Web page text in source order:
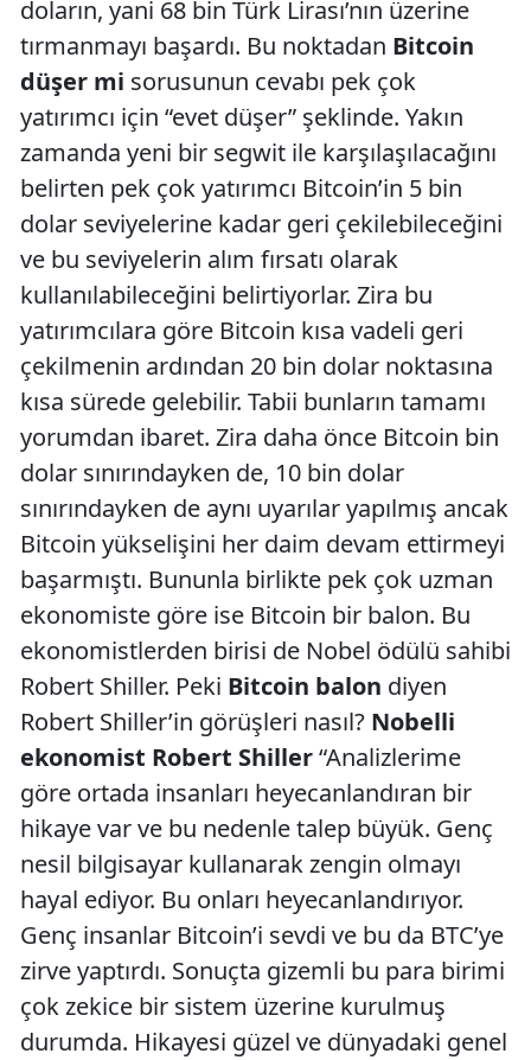
doların, yani 68 bin Türk Lirası’nın üzerine
tırmanmayı başardı. Bu noktadan Bitcoin
düşer mi sorusunun cevabı pek çok
yatırımcı için “evet düşer” şeklinde. Yakın
zamanda yeni bir segwit ile karşılaşılacağını
belirten pek çok yatırımcı Bitcoin’in 5 bin
dolar seviyelerine kadar geri çekilebileceğini
ve bu seviyelerin alım fırsatı olarak
kullanılabileceğini belirtiyorlar. Zira bu
yatırımcılara göre Bitcoin kısa vadeli geri
çekilmenin ardından 20 bin dolar noktasına
kısa sürede gelebilir. Tabii bunların tamamı
yorumdan ibaret. Zira daha önce Bitcoin bin
dolar sınırındayken de, 10 bin dolar
sınırındayken de aynı uyarılar yapılmış ancak
Bitcoin yükselişini her daim devam ettirmeyi
başarmıştı. Bununla birlikte pek çok uzman
ekonomiste göre ise Bitcoin bir balon. Bu
ekonomistlerden birisi de Nobel ödülü sahibi
Robert Shiller. Peki Bitcoin balon diyen
Robert Shiller’in görüşleri nasıl? Nobelli
ekonomist Robert Shiller“Analizlerime
göre ortada insanları heyecanlandıran bir
hikaye var ve bu nedenle talep büyük. Genç
nesil bilgisayar kullanarak zengin olmayı
hayal ediyor. Bu onları heyecanlandırıyor.
Genç insanlar Bitcoin’i sevdi ve bu da BTC’ye
zirve yaptırdı. Sonuçta gizemli bu para birimi
çok zekice bir sistem üzerine kurulmuş
durumda. Hikayesi güzel ve dünyadaki genel